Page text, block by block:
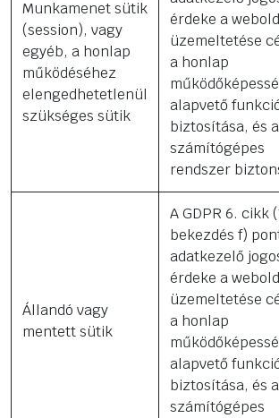
Munkamenet sütik
(session), vagy
egyéb, a honlap
működéséhez
elengedhetetlenül
szükséges sütik
érdeke a
üzemeltetése
a honlap
alapvető
biztosítása, és a
számítógépes
rendszer
Állandó vagy
mentett sütik
A GDPR 6. cikk
bekezdés f)
adatkezelő
érdeke a
üzemeltetése
a honlap
alapvető
biztosítása, és a
számítógépes